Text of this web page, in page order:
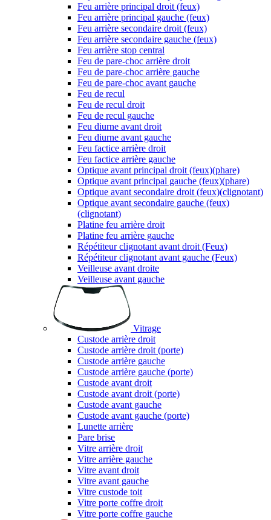
Feu arrière principal droit (feux)
Feu arrière principal gauche (feux)
Feu arrière secondaire droit (feux)
Feu arrière secondaire gauche (feux)
Feu arrière stop central
Feu de pare-choc arrière droit
Feu de pare-choc arrière gauche
Feu de pare-choc avant gauche
Feu de recul
Feu de recul droit
Feu de recul gauche
Feu diurne avant droit
Feu diurne avant gauche
Feu factice arrière droit
Feu factice arrière gauche
Optique avant principal droit (feux)(phare)
Optique avant principal gauche (feux)(phare)
Optique avant secondaire droit (feux)(clignotant)
Optique avant secondaire gauche (feux)
(clignotant)
Platine feu arrière droit
Platine feu arrière gauche
Répétiteur clignotant avant droit (Feux)
Répétiteur clignotant avant gauche (Feux)
Veilleuse avant droite
Veilleuse avant gauche
Vitrage
Custode arrière droit
Custode arrière droit (porte)
Custode arrière gauche
Custode arrière gauche (porte)
Custode avant droit
Custode avant droit (porte)
Custode avant gauche
Custode avant gauche (porte)
Lunette arrière
Pare brise
Vitre arrière droit
Vitre arrière gauche
Vitre avant droit
Vitre avant gauche
Vitre custode toit
Vitre porte coffre droit
Vitre porte coffre gauche